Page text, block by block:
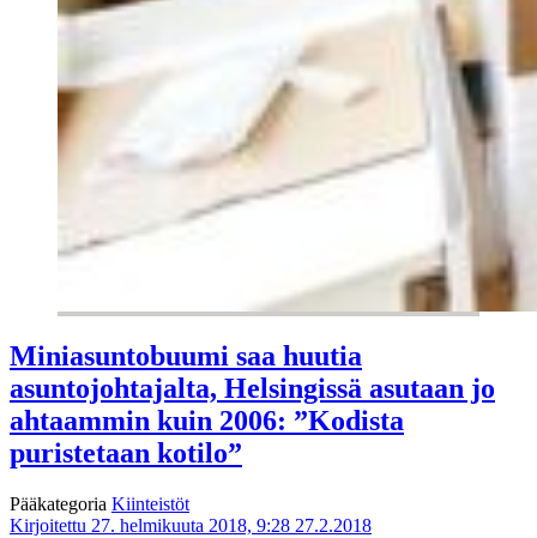
Miniasuntobuumi saa huutia
asuntojohtajalta, Helsingissä asutaan jo
ahtaammin kuin 2006: ”Kodista
puristetaan kotilo”
Pääkategoria Kiinteistöt
Kirjoitettu 27. helmikuuta 2018, 9:28 27.2.2018